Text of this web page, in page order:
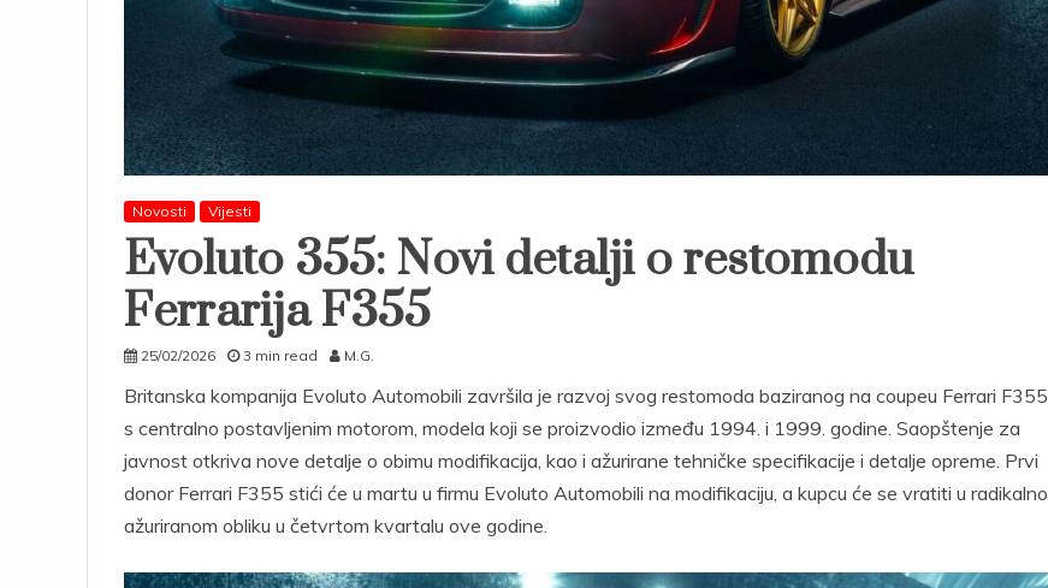
Novosti Vijesti
Evoluto 355: Novi detalji o restomodu
Ferrarija F355
25/02/2026 3 min read M.G.
Britanska kompanija Evoluto Automobili završila je razvoj svog restomoda baziranog na coupeu Ferrari F355
s centralno postavljenim motorom, modela koji se proizvodio između 1994. i 1999. godine. Saopštenje za
javnost otkriva nove detalje o obimu modifikacija, kao i ažurirane tehničke specifikacije i detalje opreme. Prvi
donor Ferrari F355 stići će u martu u firmu Evoluto Automobili na modifikaciju, a kupcu će se vratiti u radikalno
ažuriranom obliku u četvrtom kvartalu ove godine.